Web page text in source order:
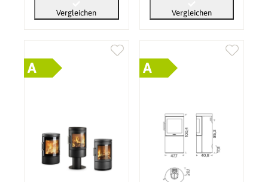
Vergleichen Vergleichen
A A